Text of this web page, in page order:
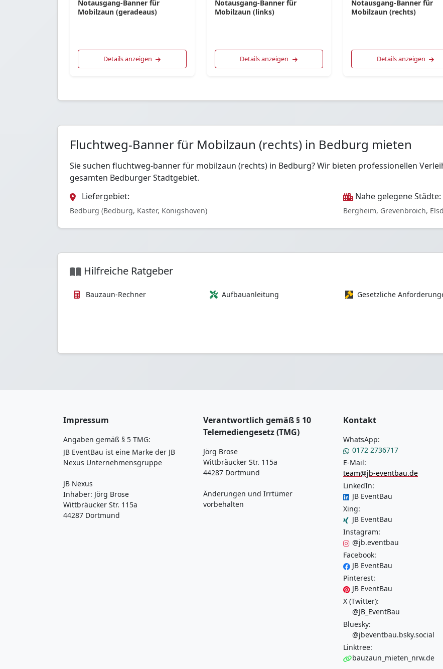
Notausgang-Banner für
Mobilzaun (geradeaus)
Details anzeigen
Notausgang-Banner für
Mobilzaun (links)
Details anzeigen
Notausgang-Banner für
Mobilzaun (rechts)
Details anzeigen
Fluchtweg-Banner für Mobilzaun (rechts) in Bedburg mieten
Sie suchen fluchtweg-banner für mobilzaun (rechts) in Bedburg? Wir bieten professionellen
gesamten Bedburger Stadtgebiet.
Liefergebiet:
Bedburg (Bedburg, Kaster, Königshoven)
Nahe gelegene Städte:
Bergheim, Grevenbroich,
Hilfreiche Ratgeber
Bauzaun-Rechner Aufbauanleitung Gesetzliche
Impressum
Angaben gemäß § 5 TMG:
JB EventBau ist eine Marke der JB
Nexus Unternehmensgruppe
JB Nexus
Inhaber: Jörg Brose
Wittbräucker Str. 115a
44287 Dortmund
Verantwortlich gemäß § 10
Telemediengesetz (TMG)
Jörg Brose
Wittbräucker Str. 115a
44287 Dortmund
Änderungen und Irrtümer
vorbehalten
Kontakt
WhatsApp:
0172 2736717
E-Mail:
team@jb-eventbau.de
LinkedIn:
JB EventBau
Xing:
JB EventBau
Instagram:
@jb.eventbau
Facebook:
JB EventBau
Pinterest:
JB EventBau
X (Twitter):
@JB_EventBau
Bluesky:
@jbeventbau.bsky.social
Linktree:
bauzaun_mieten_nrw.de